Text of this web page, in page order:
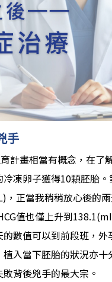
手
計畫相當有概念，在了
凍卵子獲得10顆胚胎
正當我稍稍放心後的
值也僅上升到
數值可以到前段班，
入當下胚胎的狀況亦
背後兇手的最大宗。